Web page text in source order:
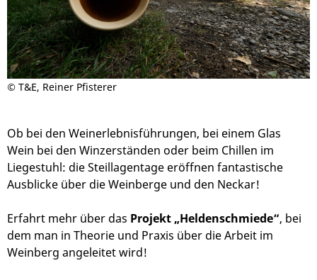
© T&E, Reiner Pfisterer
Ob bei den Weinerlebnisführungen, bei einem Glas
Wein bei den Winzerständen oder beim Chillen im
Liegestuhl: die Steillagentage eröffnen fantastische
Ausblicke über die Weinberge und den Neckar!
Erfahrt mehr über das Projekt „Heldenschmiede“, bei
dem man in Theorie und Praxis über die Arbeit im
Weinberg angeleitet wird!